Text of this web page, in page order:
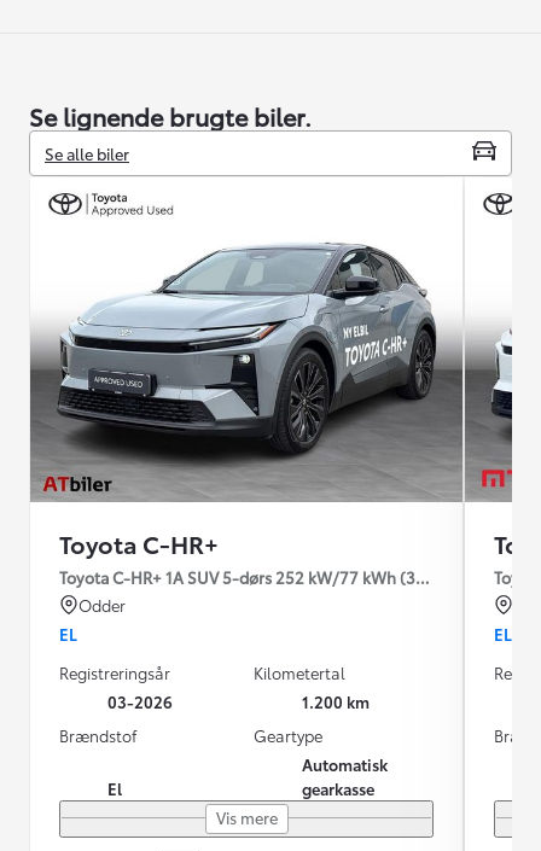
Se lignende brugte biler.
Se alle biler
Toyota C-HR+
Toyota C-HR+ 1A SUV 5-dørs 252 kW/77 kWh (343 hk) aut. gear
Odder
EL
Registreringsår
03-2026
Kilometertal
1.200 km
Brændstof
El
Geartype
Automatisk
gearkasse
Vis mere
EL